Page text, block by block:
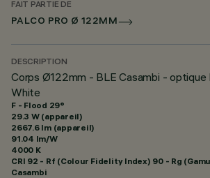
FAIT PARTIE DE
PALCO PRO Ø 122MM
DESCRIPTION
Corps Ø122mm - BLE Casambi -
White
F - Flood 29°
29.3 W (appareil)
2667.6 lm (appareil)
91.04 lm/W
4000 K
CRI 92 - Rf (Colour Fidelity Index) 90 - Rg
Casambi